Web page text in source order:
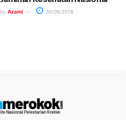
by Azami 30/05/2018